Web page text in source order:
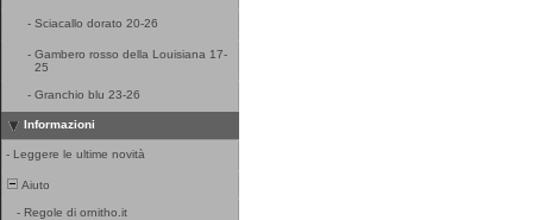
- Sciacallo dorato 20-26
- Gambero rosso della Louisiana 17-
25
- Granchio blu 23-26
Informazioni
- Leggere le ultime novità
Aiuto
- Regole di ornitho.it